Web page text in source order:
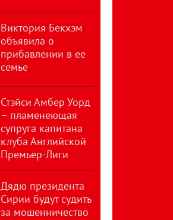
Виктория Бекхэм
объявила о
прибавлении в ее
семье
Стэйси Амбер Уорд
– пламенеющая
супруга капитана
клуба Английской
Премьер-Лиги
Дядю президента
Сирии будут судить
за мошенничество